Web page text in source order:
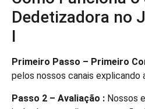
Dedetizadora no
I
Primeiro Passo – Primeiro
pelos nossos canais explicando
Passo 2 – Avaliação : Nossos